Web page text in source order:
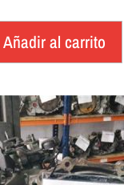
Añadir al carrito